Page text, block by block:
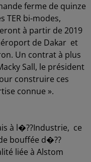
ferme de quinze
TER bi-modes,
à partir de 2019
de Dakar et
Un contrat à plus
Sall, le président
construire ces
connue ».
à l�??Industrie, ce
bouffée d�??
liée à Alstom